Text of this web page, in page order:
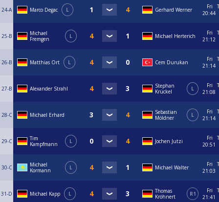
24-A Marco Degac L Gerhard Werner
Fri
20:44
25-B
Michael
Fremgen
L Michael Herterich
Fri
21:12
26-B Matthias Ort L Cem Durukan
Fri
21:14
27-B Alexander Strahl
Stephan
Krückel
L
Fri
21:08
28-C Michael Erhard
Sebastian
Möldner
L
Fri
21:14
29-C
Tim
Kampfmann
L Jochen Jutzi
Fri
20:51
30-C
Michael
Kormann
L Michael Walter
Fri
21:03
31-D Michael Kapp L
Thomas
Kröhnert
R1
Fri
21:41